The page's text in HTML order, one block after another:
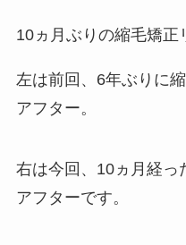
10ヵ月ぶりの縮毛矯正
左は前回、6年ぶりに
アフター。
右は今回、10ヵ月経っ
アフターです。